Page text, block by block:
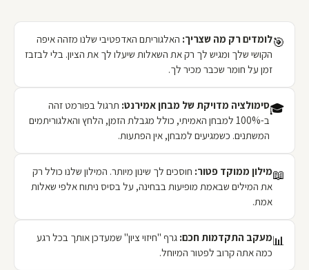
🎯לומדים רק מה שצריך: האלגוריתם האדפטיבי שלנו מזהה איפה
הקושי שלך ומגיש לך רק את השאלות שיעלו לך את הציון. בלי לבזבז
זמן על חומר שכבר מכיר לך.
🎓סימולציה מדויקת של מבחן אמירנט: תרגול בפורמט זהה
ב-100% למבחן האמיתי, כולל מגבלת הזמן, הלחץ והאלגוריתמים
המשתנים. כשמגיעים למבחן, אין הפתעות.
📖מילון ממוקד פטור: חוסכים לך שינון מיותר. המילון שלנו כולל רק
את המילים שבאמת מופיעות בבחינה, על בסיס ניתוח אלפי שאלות
אמת.
📊מעקב התקדמות חכם: גרף "חיזוי ציון" שמעדכן אותך בכל רגע
כמה אתה קרוב לפטור המיוחל.